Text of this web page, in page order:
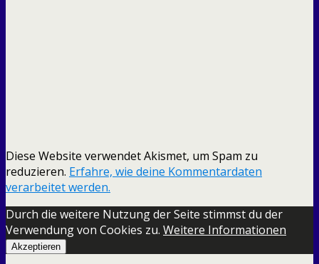
Diese Website verwendet Akismet, um Spam zu
reduzieren. Erfahre, wie deine Kommentardaten
verarbeitet werden.
Durch die weitere Nutzung der Seite stimmst du der
Verwendung von Cookies zu. Weitere Informationen
Akzeptieren